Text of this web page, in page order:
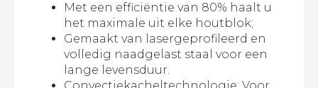
Met een efficiëntie van 80% haalt u
het maximale uit elke houtblok;
Gemaakt van lasergeprofileerd en
volledig naadgelast staal voor een
lange levensduur.